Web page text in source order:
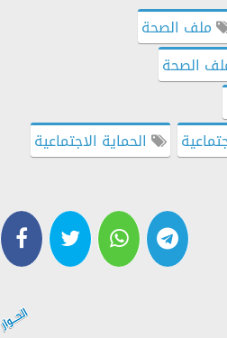
ملف الصحة
الصحة
الحماية الاجتماعية